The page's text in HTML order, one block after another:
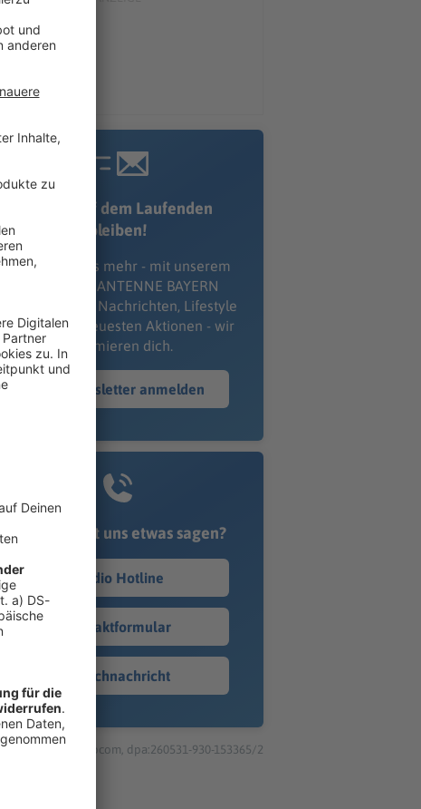
Immer auf dem Laufenden
bleiben!
Verpass' nichts mehr - mit unserem
kostenlosen ANTENNE BAYERN
Newsletter. Ob Nachrichten, Lifestyle
oder unsere neuesten Aktionen - wir
informieren dich.
Zum Newsletter anmelden
Du möchtest uns etwas sagen?
Studio Hotline
Kontaktformular
Sprachnachricht
© dpa-infocom, dpa:260531-930-153365/2